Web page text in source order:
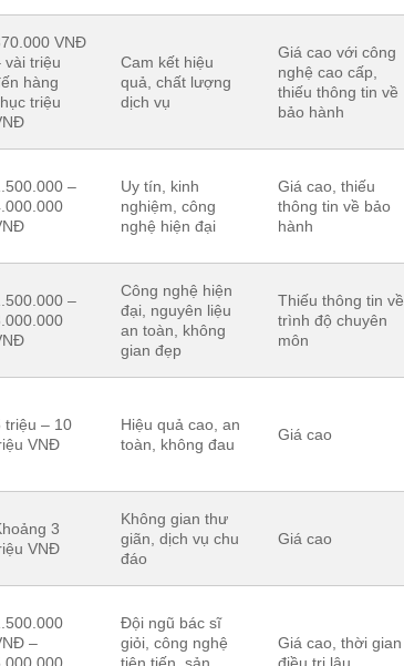
VNĐ
vài triệu
hàng
triệu
Cam kết hiệu
quả, chất lượng
dịch vụ
Giá cao với công
nghệ cao cấp,
thiếu thông tin về
bảo hành
–
Uy tín, kinh
nghiệm, công
nghệ hiện đại
Giá cao, thiếu
thông tin về bảo
hành
–
Công nghệ hiện
đại, nguyên liệu
an toàn, không
gian đẹp
Thiếu thông tin về
trình độ chuyên
môn
triệu – 10
VNĐ
Hiệu quả cao, an
toàn, không đau
Giá cao
3
VNĐ
Không gian thư
giãn, dịch vụ chu
đáo
Giá cao
–
Đội ngũ bác sĩ
giỏi, công nghệ
Giá cao, thời gian